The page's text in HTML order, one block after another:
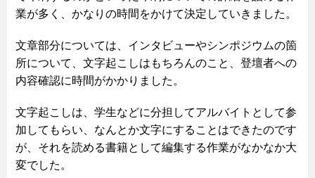
業が多く、かなりの時間をかけて決定していきました。
文章部分については、インタビューやシンポジウムの箇
所について、文字起こしはもちろんのこと、登壇者への
内容確認に時間がかかりました。
文字起こしは、学生などに分担してアルバイトとして参
加してもらい、なんとか文字にすることはできたのです
が、それを読める書籍として編集する作業がなかなか大
変でした。